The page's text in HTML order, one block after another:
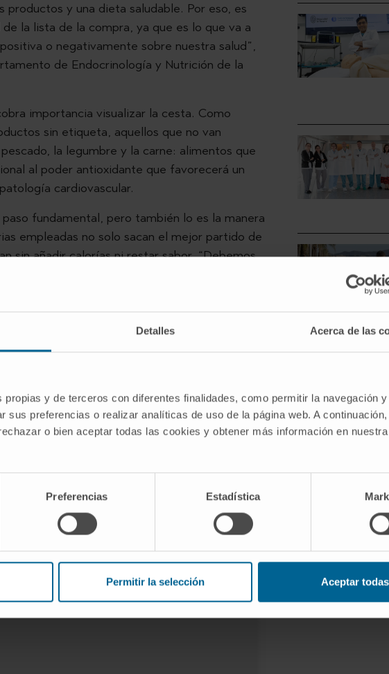
Detalles Acerca de las
propias y de terceros con diferentes finalidades, como permitir la navegación
sus preferencias o realizar analíticas de uso de la página web. A continuación,
o bien aceptar todas las cookies y obtener más información en nuestra
Preferencias Estadística
Permitir la selección Aceptar todas
y una dieta saludable. Por eso, es
la lista de la compra, ya que es lo que va a
o negativamente sobre nuestra salud”,
de Endocrinología y Nutrición de la
importancia visualizar la cesta. Como
sin etiqueta, aquellos que no van
la legumbre y la carne: alimentos que
al poder antioxidante que favorecerá un
cardiovascular.
fundamental, pero también lo es la manera
empleadas no solo sacan el mejor partido de
sin añadir calorías ni restar sabor. “Debemos
sin aditivos ni azúcares añadidos”, señala
como las crudités, siempre es una
Apostar por los productos frescos y de
a las recetas. Para ello, recuerdan las
optimizando el almacenado y la
conservas, etc.
semillas de lino
sea más sencillo, Xandra Luque,
una de las recetas saludables que
los pacientes hospitalizados.